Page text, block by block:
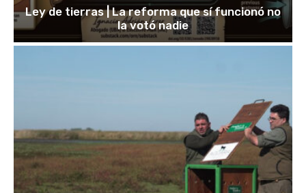
Ley de tierras | La reforma que sí funcionó no
la votó nadie